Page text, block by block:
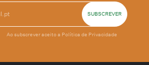
Ao subscrever aceito a Política de Privacidade